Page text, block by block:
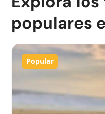
populares
Popular